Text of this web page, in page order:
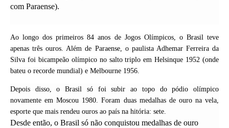
com Paraense).
Ao longo dos primeiros 84 anos de Jogos Olímpicos, o Brasil teve
apenas três ouros. Além de Paraense, o paulista Adhemar Ferreira da
Silva foi bicampeão olímpico no salto triplo em Helsinque 1952 (onde
bateu o recorde mundial) e Melbourne 1956.
Depois disso, o Brasil só foi subir ao topo do pódio olímpico
novamente em Moscou 1980. Foram duas medalhas de ouro na vela,
esporte que mais rendeu ouros ao país na hitória: sete.
Desde então, o Brasil só não conquistou medalhas de ouro